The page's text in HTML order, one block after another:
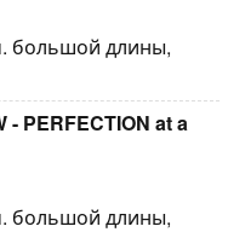
большой длины,
PERFECTION at a
большой длины,